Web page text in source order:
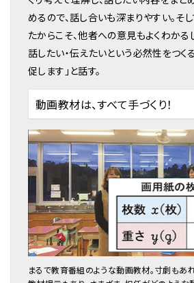
めるので、話し合いも深まりやすい。そ
たからこそ、他者への意見もよくわかる
話したい・伝えたいという必然性をつく
促します」と話す。
動画教材は、すべて手づくり！
まるで教育番組のような動画教材。寸劇もあ